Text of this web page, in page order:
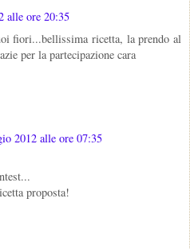
alle ore 20:35
fiori...bellissima ricetta, la prendo al
per la partecipazione cara
2012 alle ore 07:35
proposta!